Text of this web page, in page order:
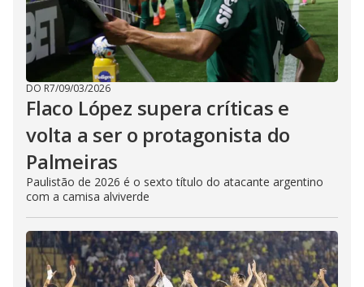
DO R7/09/03/2026
Flaco López supera críticas e
volta a ser o protagonista do
Palmeiras
Paulistão de 2026 é o sexto título do atacante argentino
com a camisa alviverde